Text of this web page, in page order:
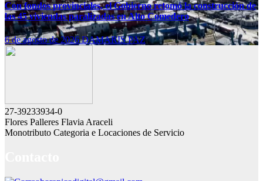
Con fondos provinciales, el Gobierno retomó la construcción de
las 45 viviendas paralizadas en Alto Comedero
6 de agosto de 2026DAMARIS PAZ
27-39233934-0
Flores Palleres Flavia Araceli
Monotributo Categoria e Locaciones de Servicio